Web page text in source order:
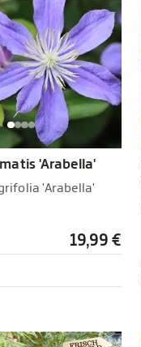
'Arabella'
'Arabella'
19,99 €